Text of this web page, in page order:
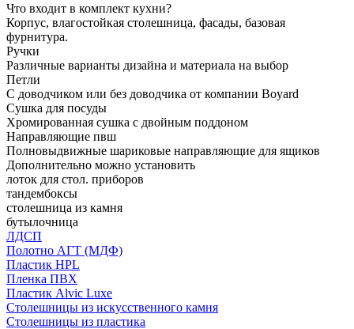
Что входит в комплект кухни?
Корпус, влагостойкая столешница, фасады, базовая
фурнитура.
Ручки
Различные варианты дизайна и материала на выбор
Петли
С доводчиком или без доводчика от компании Boyard
Сушка для посуды
Хромированная сушка с двойным поддоном
Направляющие пвш
Полновыдвижные шариковые направляющие для ящиков
Дополнительно можно установить
лоток для стол. приборов
тандембоксы
столешница из камня
бутылочница
ЛДСП
Полотно АГТ (МДФ)
Пластик HPL
Пленка ПВХ
Пластик Alvic Luxe
Столешницы из искусственного камня
Столешницы из пластика